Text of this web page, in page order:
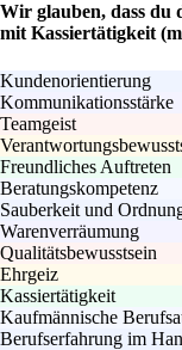
Wir glauben, dass du
mit Kassiertätigkeit
Kundenorientierung
Kommunikationsstärke
Teamgeist
Freundliches Auftreten
Beratungskompetenz
Sauberkeit und
Warenverräumung
Qualitätsbewusstsein
Ehrgeiz
Kassiertätigkeit
Kaufmännische
Berufserfahrung im